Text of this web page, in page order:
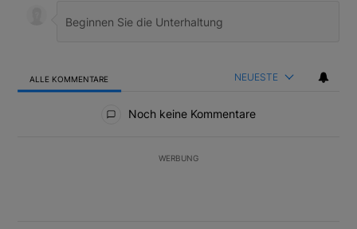
ALLE KOMMENTARE NEUESTE
Noch keine Kommentare
WERBUNG